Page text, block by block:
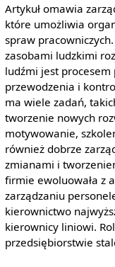
Artykuł omawia
które umożliwia
spraw
zasobami ludzkimi
ludźmi jest
przewodzenia i
ma wiele zadań,
tworzenie nowych
motywowanie,
również dobrze
zmianami i
firmie ewoluowała z
zarządzaniu
kierownictwo
kierownicy liniowi.
przedsiębiorstwie